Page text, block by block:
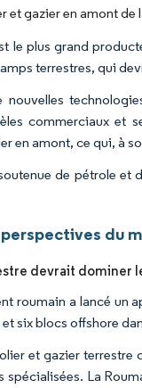
et gazier en amont
le plus grand
terrestres, qui
nouvelles
commerciaux et
en amont, ce qui, à
de pétrole et
du
devrait dominer
roumain a lancé un
six blocs offshore
et gazier
spécialisées. La